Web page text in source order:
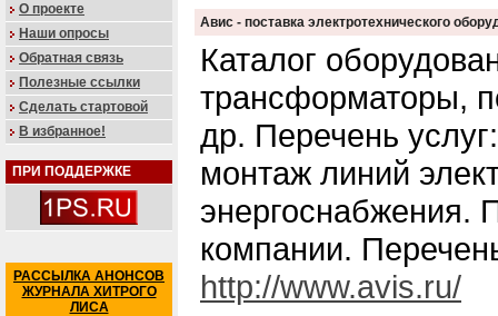
О проекте
Наши опросы
Обратная связь
Полезные ссылки
Сделать стартовой
В избранное!
ПРИ ПОДДЕРЖКЕ
РАССЫЛКА АНОНСОВ
ЖУРНАЛА ХИТРОГО
ЛИСА
Авис - поставка электротехнического
Каталог
трансформаторы,
др. Перечень
монтаж линий
энергоснабжения.
компании.
http://www.avis.ru/